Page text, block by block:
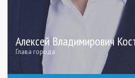
Алексей Владимирович
Глава города